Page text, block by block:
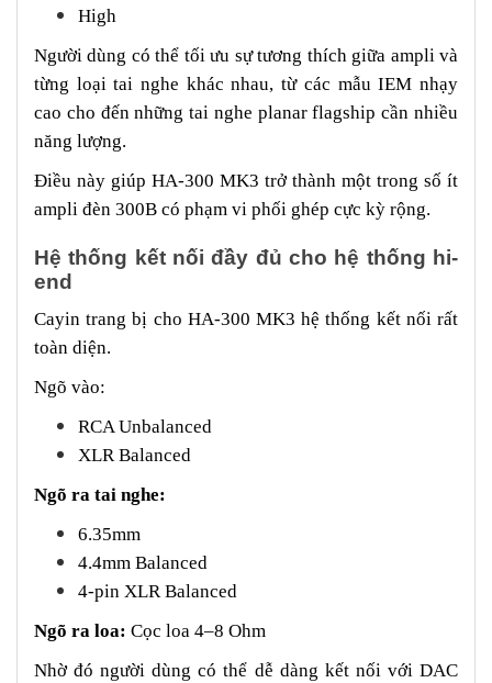
High
Người dùng có thể tối ưu sự tương thích giữa ampli và
từng loại tai nghe khác nhau, từ các mẫu IEM nhạy
cao cho đến những tai nghe planar flagship cần nhiều
năng lượng.
Điều này giúp HA-300 MK3 trở thành một trong số ít
ampli đèn 300B có phạm vi phối ghép cực kỳ rộng.
Hệ thống kết nối đầy đủ cho hệ thống hi-
end
Cayin trang bị cho HA-300 MK3 hệ thống kết nối rất
toàn diện.
Ngõ vào:
RCA Unbalanced
XLR Balanced
Ngõ ra tai nghe:
6.35mm
4.4mm Balanced
4-pin XLR Balanced
Ngõ ra loa: Cọc loa 4–8 Ohm
Nhờ đó người dùng có thể dễ dàng kết nối với DAC